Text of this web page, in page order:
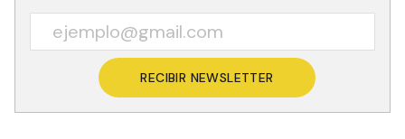
RECIBIR NEWSLETTER